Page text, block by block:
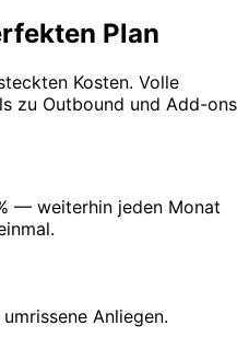
Plan
Kosten. Volle
zu Outbound und Add-ons
— weiterhin jeden Monat
Anliegen.